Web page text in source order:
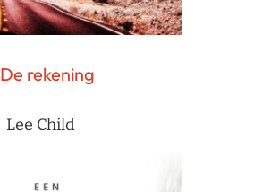
De rekening
Lee Child